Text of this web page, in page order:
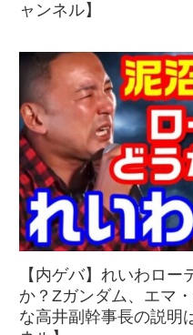
ャンネル】
【内ゲバ】れいわロ
か？Zガンダム、エマ
な高井副幹事長の説明